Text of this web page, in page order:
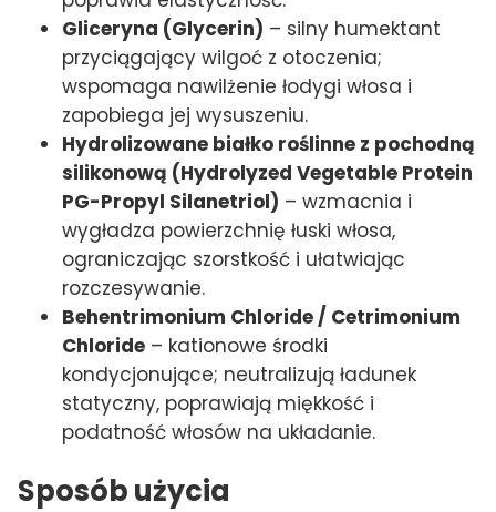
Gliceryna (Glycerin) – silny humektant
przyciągający wilgoć z otoczenia;
wspomaga nawilżenie łodygi włosa i
zapobiega jej wysuszeniu.
Hydrolizowane białko roślinne z pochodną
silikonową (Hydrolyzed Vegetable Protein
PG-Propyl Silanetriol) – wzmacnia i
wygładza powierzchnię łuski włosa,
ograniczając szorstkość i ułatwiając
rozczesywanie.
Behentrimonium Chloride / Cetrimonium
Chloride – kationowe środki
kondycjonujące; neutralizują ładunek
statyczny, poprawiają miękkość i
podatność włosów na układanie.
Sposób użycia